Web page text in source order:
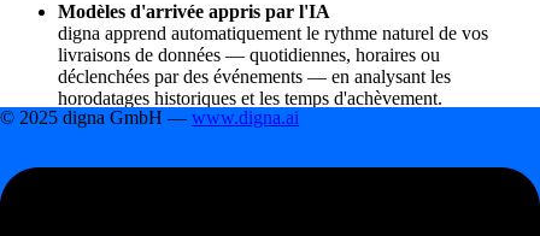
Modèles d'arrivée appris par l'IA
digna apprend automatiquement le rythme naturel de vos
livraisons de données — quotidiennes, horaires ou
déclenchées par des événements — en analysant les
horodatages historiques et les temps d'achèvement.
Il s'adapte aux changements de calendriers métier, aux week-
© 2025 digna GmbH — www.digna.ai